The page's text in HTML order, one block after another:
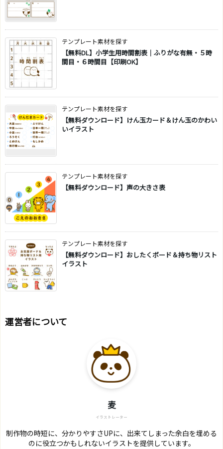
テンプレート素材を探す
【無料DL】小学生用時間割表｜ふりがな有無・５時
間目・６時間目【印刷OK】
テンプレート素材を探す
【無料ダウンロード】けん玉カード＆けん玉のかわい
いイラスト
テンプレート素材を探す
【無料ダウンロード】声の大きさ表
テンプレート素材を探す
【無料ダウンロード】おしたくボード＆持ち物リスト
イラスト
運営者について
麦
イラストレーター
制作物の時短に、分かりやすさUPに、出来てしまった余白を埋める
のに役立つかもしれないイラストを提供しています。